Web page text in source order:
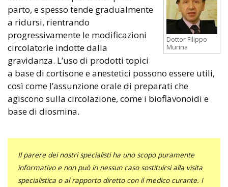
Dottor Filippo
Murina
parto, e spesso tende gradualmente
a ridursi, rientrando
progressivamente le modificazioni
circolatorie indotte dalla
gravidanza. L’uso di prodotti topici
a base di cortisone e anestetici possono essere utili,
così come l’assunzione orale di preparati che
agiscono sulla circolazione, come i bioflavonoidi e
base di diosmina.
Il parere dei nostri specialisti ha uno scopo puramente
informativo e non può in nessun caso sostituirsi alla visita
specialistica o al rapporto diretto con il medico curante. I